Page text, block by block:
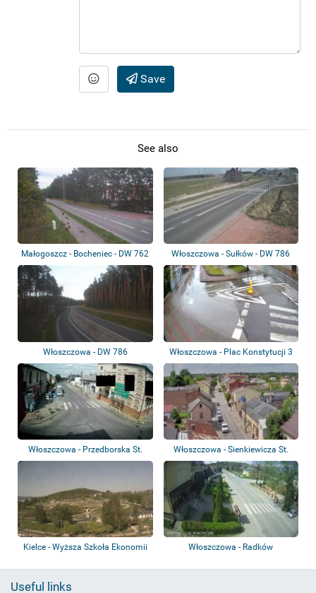
Save
See also
Małogoszcz - Bocheniec - DW 762 Włoszczowa - Sułków - DW 786
Włoszczowa - DW 786
Włoszczowa - Plac Konstytucji 3
Maja
Włoszczowa - Przedborska St. Włoszczowa - Sienkiewicza St.
Kielce - Wyższa Szkoła Ekonomii
Włoszczowa - Radków
Useful links